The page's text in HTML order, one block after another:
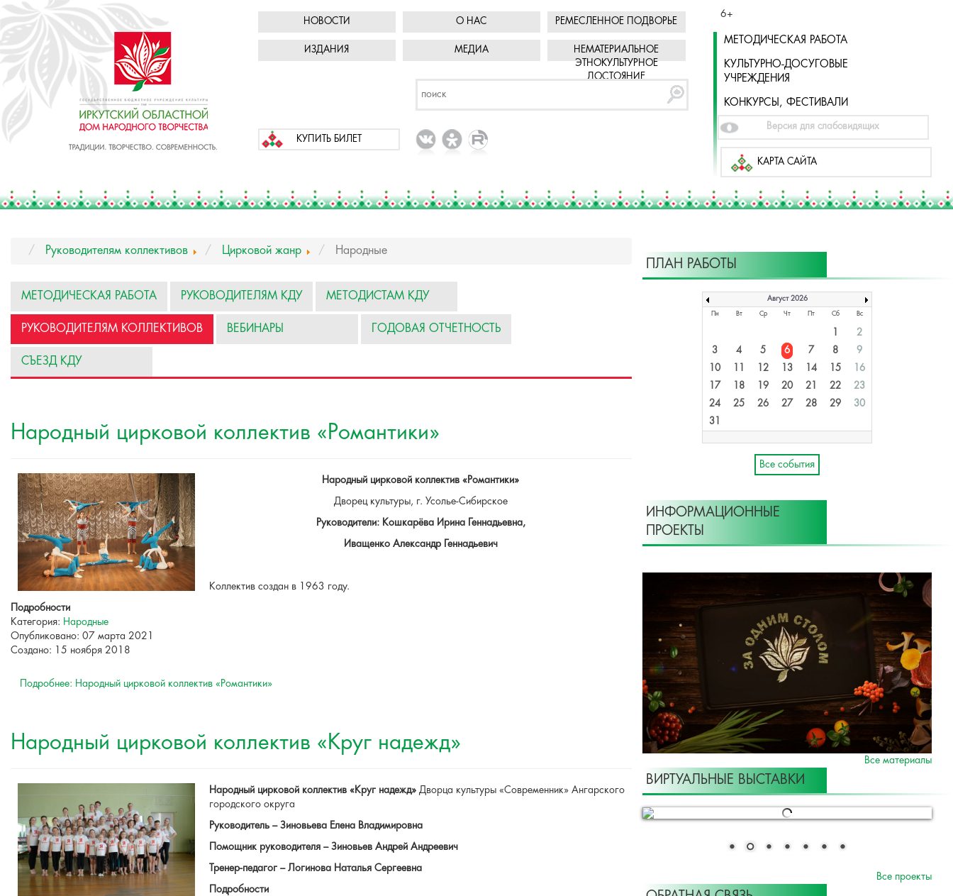
НОВОСТИ О НАС РЕМЕСЛЕННОЕ ПОДВОРЬЕ
ИЗДАНИЯ МЕДИА
НЕМАТЕРИАЛЬНОЕ
ЭТНОКУЛЬТУРНОЕ
ДОСТОЯНИЕ
КУПИТЬ БИЛЕТ
6+
МЕТОДИЧЕСКАЯ РАБОТА
КУЛЬТУРНО-ДОСУГОВЫЕ
УЧРЕЖДЕНИЯ
КОНКУРСЫ, ФЕСТИВАЛИ
Версия для слабовидящих
КАРТА САЙТА
Руководителям коллективов Цирковой жанр Народные
МЕТОДИЧЕСКАЯ РАБОТА РУКОВОДИТЕЛЯМ КДУ МЕТОДИСТАМ КДУ
РУКОВОДИТЕЛЯМ КОЛЛЕКТИВОВ ВЕБИНАРЫ ГОДОВАЯ ОТЧЕТНОСТЬ
СЪЕЗД КДУ
Народный цирковой коллектив «Романтики»
Народный цирковой коллектив «Романтики»
Дворец культуры, г. Усолье-Сибирское
Руководители: Кошкарёва Ирина Геннадьевна,
Иващенко Александр Геннадьевич
Коллектив создан в 1963 году.
Подробности
Категория: Народные
Опубликовано: 07 марта 2021
Создано: 15 ноября 2018
Подробнее: Народный цирковой коллектив «Романтики»
Народный цирковой коллектив «Круг надежд»
Народный цирковой коллектив «Круг надежд» Дворца культуры «Современник» Ангарского
городского округа
Руководитель –Зиновьева Елена Владимировна
Помощник руководителя – Зиновьев Андрей Андреевич
Тренер-педагог – Логинова Наталья Сергеевна
Подробности
ПЛАН РАБОТЫ
Август 2026
Пн Вт Ср Чт Пт Сб Вс
1
2
3
4 5 6 7 8
9
10
11 12 13 14 15
16
17
18 19 20 21 22
23
24
25 26 27 28 29
30
31
Все события
ИНФОРМАЦИОННЫЕ
ПРОЕКТЫ
Все материалы
ВИРТУАЛЬНЫЕ ВЫСТАВКИ